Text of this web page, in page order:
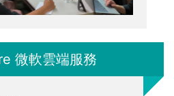
微軟雲端服務